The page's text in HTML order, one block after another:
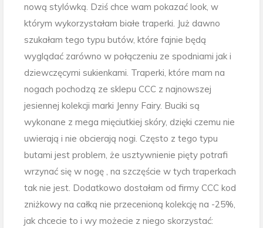
nową stylówką. Dziś chce wam pokazać look, w
którym wykorzystałam białe traperki. Już dawno
szukałam tego typu butów, które fajnie będą
wyglądać zarówno w połączeniu ze spodniami jak i
dziewczęcymi sukienkami. Traperki, które mam na
nogach pochodzą ze sklepu CCC z najnowszej
jesiennej kolekcji marki Jenny Fairy. Buciki są
wykonane z mega mięciutkiej skóry, dzięki czemu nie
uwierają i nie obcierają nogi. Często z tego typu
butami jest problem, że usztywnienie pięty potrafi
wrzynać się w nogę , na szczęście w tych traperkach
tak nie jest. Dodatkowo dostałam od firmy CCC kod
zniżkowy na całką nie przecenioną kolekcję na -25%,
jak chcecie to i wy możecie z niego skorzystać: